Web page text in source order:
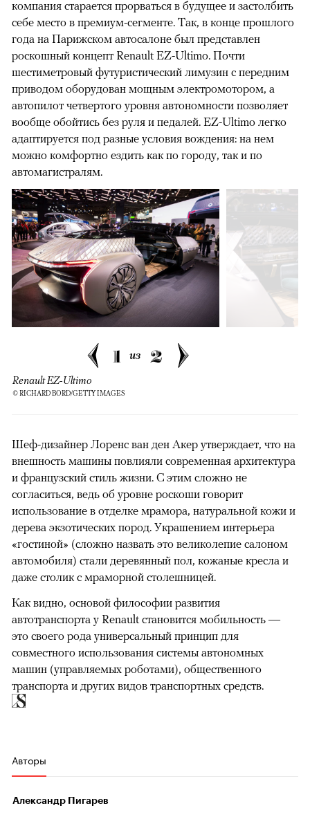
компания старается прорваться в будущее и застолбить
себе место в премиум-сегменте. Так, в конце прошлого
года на Парижском автосалоне был представлен
роскошный концепт Renault EZ-Ultimo. Почти
шестиметровый футуристический лимузин с передним
приводом оборудован мощным электромотором, а
автопилот четвертого уровня автономности позволяет
вообще обойтись без руля и педалей. EZ-Ultimo легко
адаптируется под разные условия вождения: на нем
можно комфортно ездить как по городу, так и по
автомагистралям.
1 из 2
Renault EZ-Ultimo
© RICHARD BORD/GETTY IMAGES
Шеф-дизайнер Лоренс ван ден Акер утверждает, что на
внешность машины повлияли современная архитектура
и французский стиль жизни. С этим сложно не
согласиться, ведь об уровне роскоши говорит
использование в отделке мрамора, натуральной кожи и
дерева экзотических пород. Украшением интерьера
«гостиной» (сложно назвать это великолепие салоном
автомобиля) стали деревянный пол, кожаные кресла и
даже столик с мраморной столешницей.
Как видно, основой философии развития
автотранспорта у Renault становится мобильность —
это своего рода универсальный принцип для
совместного использования системы автономных
машин (управляемых роботами), общественного
транспорта и других видов транспортных средств.
Авторы
Александр Пигарев